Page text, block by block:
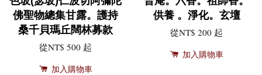
佛聖物總集甘露。護持
桑千貝瑪丘闊林募款
從NT$ 500 起
加入購物車
供養 。淨化。玄壇
從NT$ 200 起
加入購物車